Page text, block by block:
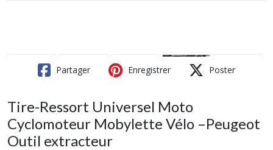
Partager Enregistrer Poster
Tire-Ressort Universel Moto
Cyclomoteur Mobylette Vélo –Peugeot
Outil extracteur